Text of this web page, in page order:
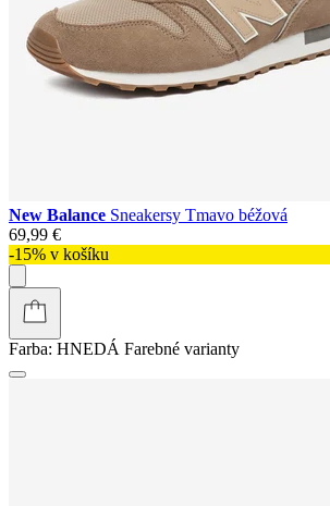
New Balance Sneakersy Tmavo béžová
69,99 €
-15% v košíku
Farba: HNEDÁ Farebné varianty